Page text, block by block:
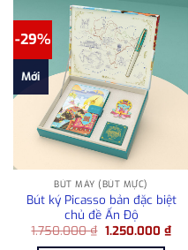
-29%
Mới
BÚT MÁY (BÚT MỰC)
Bút ký Picasso bản đặc biệt
chủ đề Ấn Độ
1.750.000₫ Giá
1.250.000 ₫Giá
hiện